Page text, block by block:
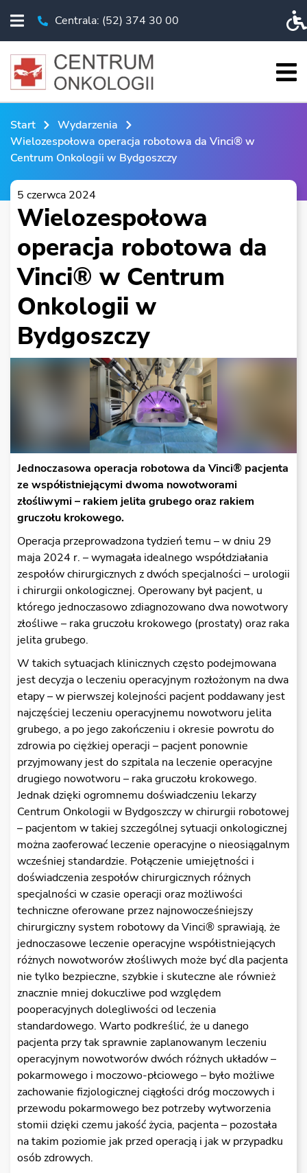
Rozwiń menu
Telefon Centrala: (52) 374 30 00
Centrala: (52) 374 30 00
O NAS
BADANIA I EDUKACJA
KSO
WYDARZENIA
CHIRURGIA ROBOTYCZNA
ESKLEP
Start
Wydarzenia
Wielozespołowa operacja robotowa da Vinci® w
Centrum Onkologii w Bydgoszczy
5 czerwca 2024
Wielozespołowa
operacja robotowa da
Vinci® w Centrum
Onkologii w
Bydgoszczy
Jednoczasowa operacja robotowa da Vinci® pacjenta
ze współistniejącymi dwoma nowotworami
złośliwymi – rakiem jelita grubego oraz rakiem
gruczołu krokowego.
Operacja przeprowadzona tydzień temu – w dniu 29
maja 2024 r. – wymagała idealnego współdziałania
zespołów chirurgicznych z dwóch specjalności – urologii
i chirurgii onkologicznej. Operowany był pacjent, u
którego jednoczasowo zdiagnozowano dwa nowotwory
złośliwe – raka gruczołu krokowego (prostaty) oraz raka
jelita grubego.
W takich sytuacjach klinicznych często podejmowana
jest decyzja o leczeniu operacyjnym rozłożonym na dwa
etapy – w pierwszej kolejności pacjent poddawany jest
najczęściej leczeniu operacyjnemu nowotworu jelita
grubego, a po jego zakończeniu i okresie powrotu do
zdrowia po ciężkiej operacji – pacjent ponownie
przyjmowany jest do szpitala na leczenie operacyjne
drugiego nowotworu – raka gruczołu krokowego.
Jednak dzięki ogromnemu doświadczeniu lekarzy
Centrum Onkologii w Bydgoszczy w chirurgii robotowej
– pacjentom w takiej szczególnej sytuacji onkologicznej
można zaoferować leczenie operacyjne o nieosiągalnym
wcześniej standardzie. Połączenie umiejętności i
doświadczenia zespołów chirurgicznych różnych
specjalności w czasie operacji oraz możliwości
techniczne oferowane przez najnowocześniejszy
chirurgiczny system robotowy da Vinci® sprawiają, że
jednoczasowe leczenie operacyjne współistniejących
różnych nowotworów złośliwych może być dla pacjenta
nie tylko bezpieczne, szybkie i skuteczne ale również
znacznie mniej dokuczliwe pod względem
pooperacyjnych dolegliwości od leczenia
standardowego. Warto podkreślić, że u danego
pacjenta przy tak sprawnie zaplanowanym leczeniu
operacyjnym nowotworów dwóch różnych układów –
pokarmowego i moczowo-płciowego – było możliwe
zachowanie fizjologicznej ciągłości dróg moczowych i
przewodu pokarmowego bez potrzeby wytworzenia
stomii dzięki czemu jakość życia, pacjenta – pozostała
na takim poziomie jak przed operacją i jak w przypadku
osób zdrowych.